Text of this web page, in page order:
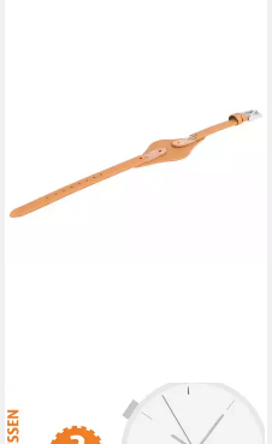
Uhrenarmband 8mm Leder